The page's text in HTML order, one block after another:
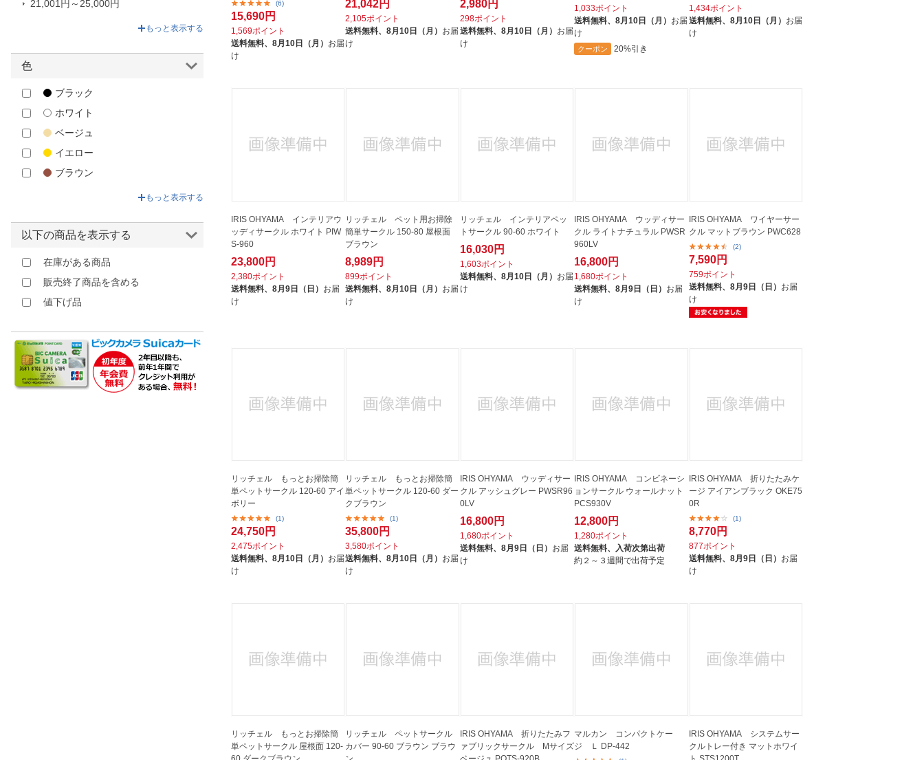
(6)
15,690円
1,569ポイント
送料無料、 8月10日（月） お届
け
21,042円
2,105ポイント
送料無料、8月10日（月） お届
け
2,980円
298ポイント
送料無料、 8月10日（月） お届
け
1,033ポイント
送料無料、8月10日（月） お届
け
クーポン 20%引き
1,434ポイント
送料無料、 8月10日（月） お届
け
IRIS OHYAMA インテリアウ
ッディサークル ホワイト PIW
S-960
23,800円
2,380ポイント
送料無料、 8月9日（日） お届
け
リッチェル ペット用お掃除
簡単サークル 150-80 屋根面
ブラウン
8,989円
899ポイント
送料無料、8月10日（月） お届
け
リッチェル インテリアペッ
トサークル 90-60 ホワイト
16,030円
1,603ポイント
送料無料、 8月10日（月） お届
け
IRIS OHYAMA ウッディサー
クル ライトナチュラル PWSR
960LV
16,800円
1,680ポイント
送料無料、8月9日（日） お届
け
IRIS OHYAMA ワイヤーサー
クル マットブラウン PWC628
(2)
7,590円
759ポイント
送料無料、 8月9日（日） お届
け
リッチェル もっとお掃除簡
単ペットサークル 120-60 アイ
ボリー
(1)
24,750円
2,475ポイント
送料無料、 8月10日（月） お届
け
リッチェル もっとお掃除簡
単ペットサークル 120-60 ダー
クブラウン
(1)
35,800円
3,580ポイント
送料無料、8月10日（月） お届
け
IRIS OHYAMA ウッディサー
クル アッシュグレー PWSR96
0LV
16,800円
1,680ポイント
送料無料、 8月9日（日） お届
け
IRIS OHYAMA コンビネーシ
ョンサークル ウォールナット
PCS930V
12,800円
1,280ポイント
送料無料、 入荷次第出荷
約２～３週間で出荷予定
IRIS OHYAMA 折りたたみケ
ージ アイアンブラック OKE75
0R
(1)
8,770円
877ポイント
送料無料、 8月9日（日） お届
け
リッチェル もっとお掃除簡
単ペットサークル 屋根面 120-
リッチェル ペットサークル
カバー 90-60 ブラウン ブラウ
IRIS OHYAMA 折りたたみフ
ァブリックサークル Mサイズ
マルカン コンパクトケー
ジ Ｌ DP-442
IRIS OHYAMA システムサー
クルトレー付き マットホワイ
21,001円～25,000円
もっと表示する
色
ブラック
ホワイト
ベージュ
イエロー
ブラウン
もっと表示する
以下の商品を表示する
在庫がある商品
販売終了商品を含める
値下げ品